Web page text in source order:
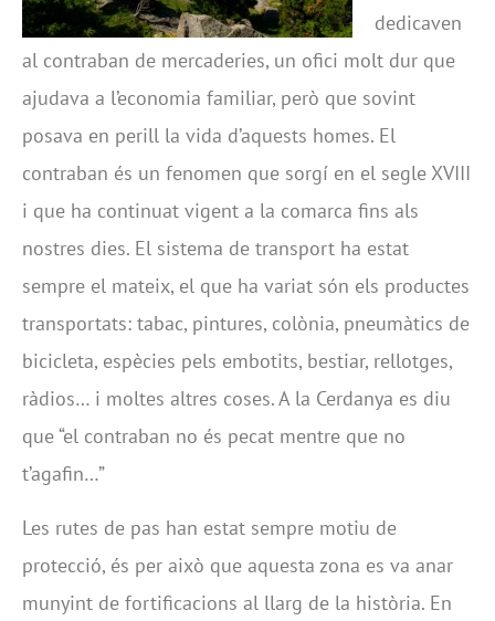
dedicaven
al contraban de mercaderies, un ofici molt dur que
ajudava a l’economia familiar, però que sovint
posava en perill la vida d’aquests homes. El
contraban és un fenomen que sorgí en el segle XVIII
i que ha continuat vigent a la comarca fins als
nostres dies. El sistema de transport ha estat
sempre el mateix, el que ha variat són els productes
transportats: tabac, pintures, colònia, pneumàtics de
bicicleta, espècies pels embotits, bestiar, rellotges,
ràdios… i moltes altres coses. A la Cerdanya es diu
que “el contraban no és pecat mentre que no
t’agafin…”
Les rutes de pas han estat sempre motiu de
protecció, és per això que aquesta zona es va anar
munyint de fortificacions al llarg de la història. En